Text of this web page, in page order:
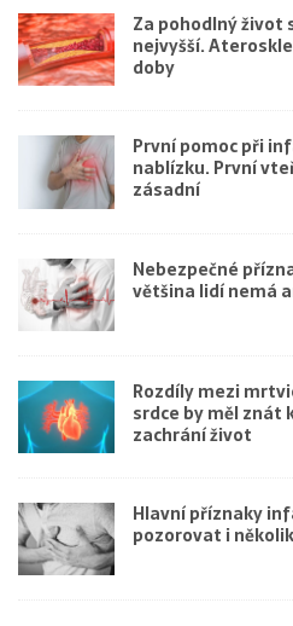
Za pohodlný život
nejvyšší.
doby
První pomoc při
nablízku. První
zásadní
Nebezpečné
většina lidí nemá
Rozdíly mezi
srdce by měl znát
zachrání život
Hlavní příznaky
pozorovat i